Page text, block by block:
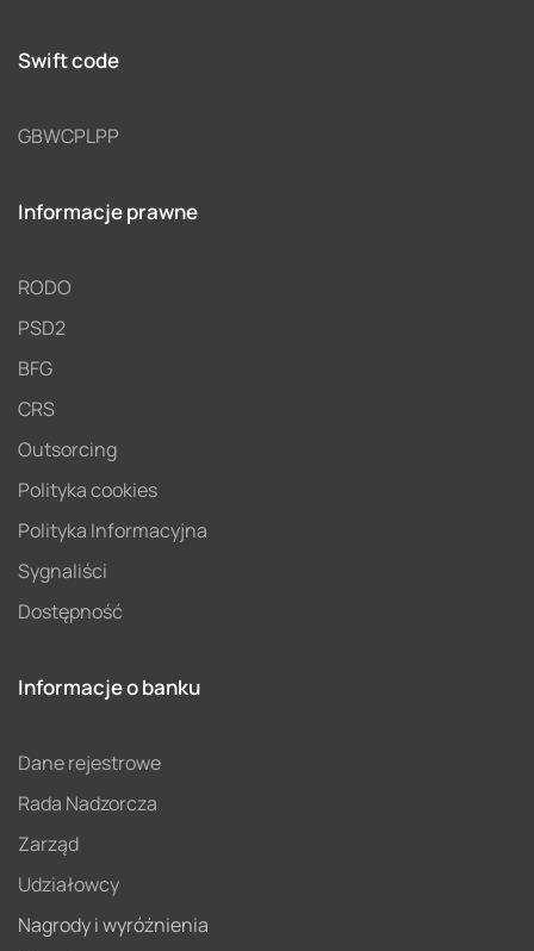
Swift code
GBWCPLPP
Informacje prawne
RODO
PSD2
BFG
CRS
Outsorcing
Polityka cookies
Polityka Informacyjna
Sygnaliści
Dostępność
Informacje o banku
Dane rejestrowe
Rada Nadzorcza
Zarząd
Udziałowcy
Nagrody i wyróżnienia